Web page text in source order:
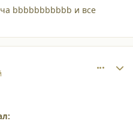
bbbbbbbbbbb и все